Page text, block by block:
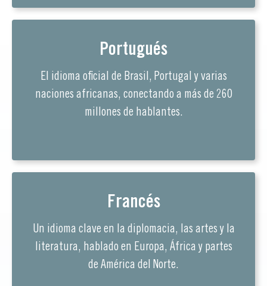
Portugués
El idioma oficial de Brasil, Portugal y varias
naciones africanas, conectando a más de 260
millones de hablantes.
Francés
Un idioma clave en la diplomacia, las artes y la
literatura, hablado en Europa, África y partes
de América del Norte.